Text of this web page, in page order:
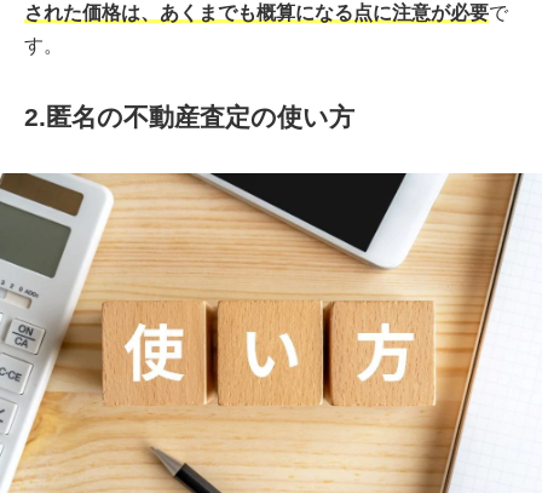
された価格は、あくまでも概算になる点に注意が必要で
す。
2.匿名の不動産査定の使い方